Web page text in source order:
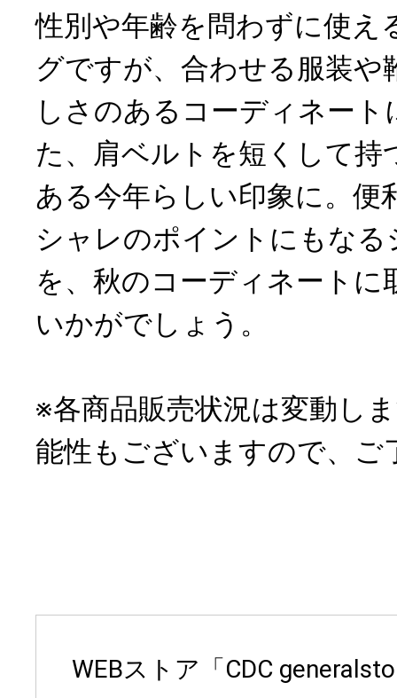
性別や年齢を問わずに使え
グですが、合わせる服装や
しさのあるコーディネー
た、肩ベルトを短くして持
ある今年らしい印象に。便
シャレのポイントにもな
を、秋のコーディネートに
いかがでしょう。
※各商品販売状況は変動し
能性もございますので、ご
WEBストア「CDC